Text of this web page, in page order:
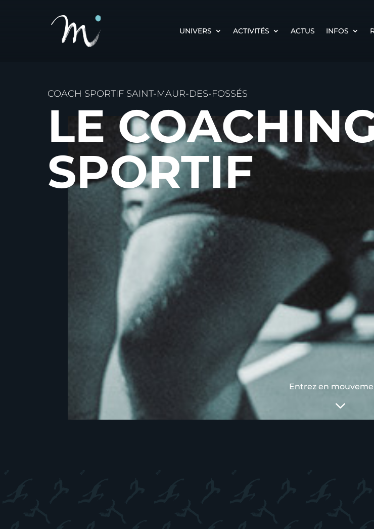
UNIVERS ACTIVITÉS ACTUS INFOS
COACH SPORTIF SAINT-MAUR-DES-FOSSÉS
LE
SPORTIF
Entrez en
3